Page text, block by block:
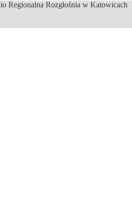
Regionalna Rozgłośnia w Katowicach